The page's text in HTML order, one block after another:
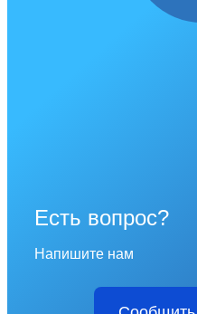
Есть вопрос?
Напишите нам